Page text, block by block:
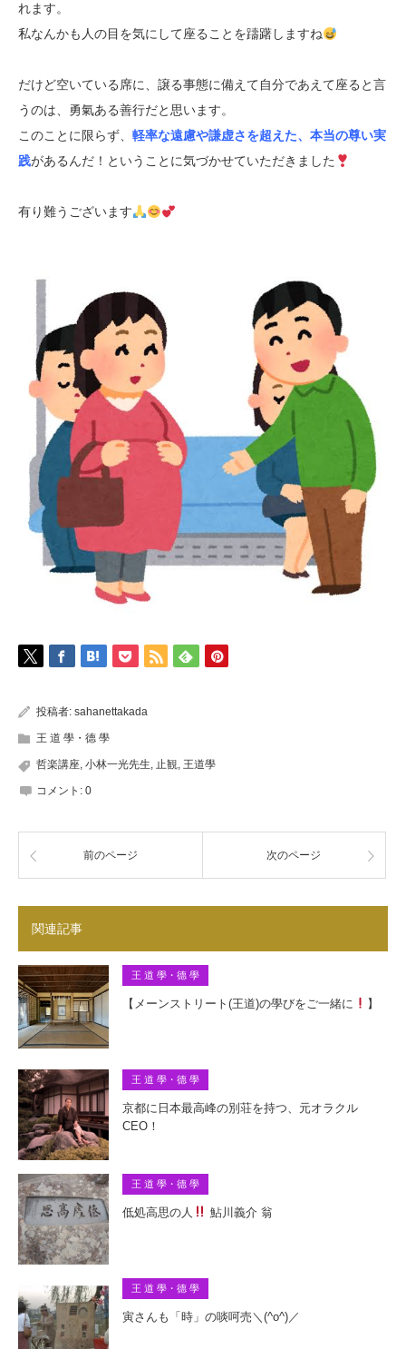
れます。
私なんかも人の目を気にして座ることを躊躇しますね
だけど空いている席に、譲る事態に備えて自分であえて座ると言
うのは、勇氣ある善行だと思います。
このことに限らず、 軽率な遠慮や謙虚さを超えた、本当の尊い実
践があるんだ！ということに気づかせていただきました
有り難うございます
投稿者: sahanettakada
王 道 學・德 學
哲楽講座, 小林一光先生, 止観, 王道學
コメント: 0
前のページ 次のページ
関連記事
王 道 學・德 學
【メーンストリート(王道)の學びをご一緒に 】
王 道 學・德 學
京都に日本最高峰の別荘を持つ、元オラクル
CEO！
王 道 學・德 學
低処高思の人 鮎川義介 翁
王 道 學・德 學
寅さんも「時」の啖呵売＼(^o^)／